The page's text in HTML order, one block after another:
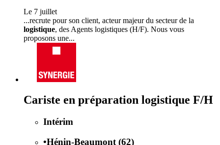
Le 7 juillet
...recrute pour son client, acteur majeur du secteur de la
logistique, des Agents logistiques (H/F). Nous vous
proposons une...
Cariste en préparation logistique F/H
Intérim
•Hénin-Beaumont (62)